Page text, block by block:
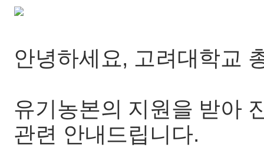
안녕하세요, 고려대학교
유기농본의 지원을 받아
관련 안내드립니다.